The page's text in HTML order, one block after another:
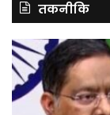
तकनीकि